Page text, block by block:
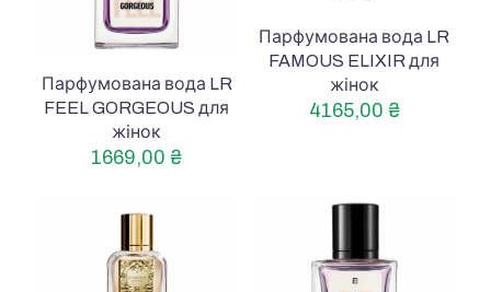
Парфумована вода LR
FEEL GORGEOUS для
жінок
1669,00 ₴
Парфумована вода LR
FAMOUS ELIXIR для
жінок
4165,00 ₴